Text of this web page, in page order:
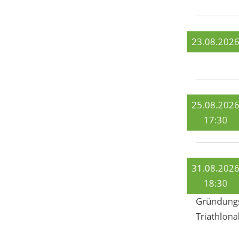
23.08.2026
25.08.2026
17:30
31.08.2026
18:30